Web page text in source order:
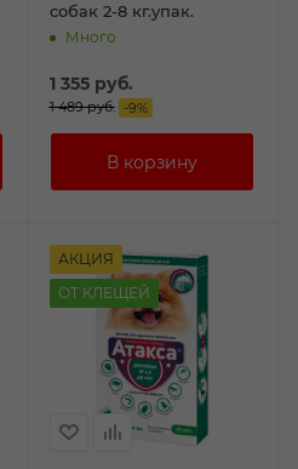
собак 2-8 кг.упак.
Много
1 355руб.
1 489руб. -9%
АКЦИЯ
ОТ КЛЕЩЕЙ